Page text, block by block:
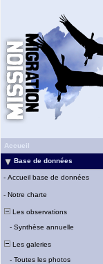
Accueil
Base de données
- Accueil base de données
- Notre charte
Les observations
- Synthèse annuelle
Les galeries
- Toutes les photos